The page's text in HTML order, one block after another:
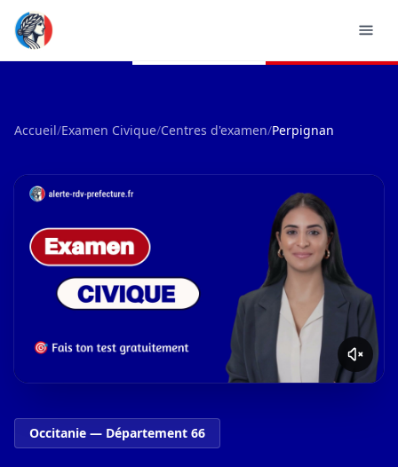
Accueil/Examen Civique/Centres d'examen/Perpignan
Occitanie — Département 66